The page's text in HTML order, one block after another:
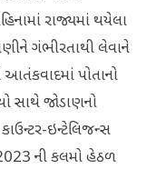
રાજ્યમાં થયેલા
ગંભીરતાથી લેવાને
પોતાનો
સાથે જોડાણનો
ઇન્ટેલિજન્સ
ની કલમો હેઠળ